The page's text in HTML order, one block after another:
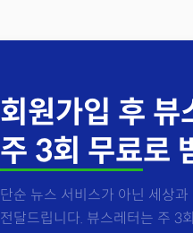
회원가입 후 뷰
주 3회 무료로
단순 뉴스 서비스가 아닌 세상
전달드립니다. 뷰스레터는 주 3